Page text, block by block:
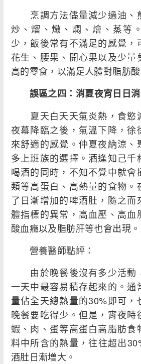
烹調方法儘量減少過油、
炒、熘、燉、燜、燴、蒸等
少，飯後常有不滿足的感覺，
花生、腰果、開心果以及少量
高的零食，以滿足人體對脂肪酸
誤區之四：消夏夜宵日日消
夏天白天天氣炎熱，食慾
夜幕降臨之後，氣溫下降，徐
來舒適的感覺。仲夏夜納涼、
多上班族的選擇。酒逢知己千
喝酒的同時，不知不覺中就會
類等高蛋白、高熱量的食物。
了日漸增加的啤酒肚，隨之而
體指標的異常，高血壓、高血
酸血癥以及脂肪肝等也會出現
營養醫師點評：
由於晚餐後沒有多少活動
一天中最容易積存起來的。通
量佔全天總熱量的30%即可，
晚餐要吃得少。但是，宵夜時
蝦、肉、蛋等高蛋白高脂肪食
料中所含的熱量，往往超出
酒肚日漸增大。